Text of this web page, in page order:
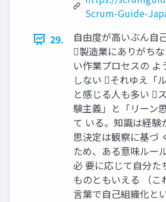
Scrum-Guide-
29.
自由度が高いぶん自
製造業にありがち
い作業プロセスの よ
しない それゆえ「
と感じる人も多い 
験主義」と「リーン
て いる。知識は経験
思決定は観察に基づ
ため、ある意味ルー
必 要に応じて自分た
ものともいえる （こ
言葉で自己組織化とい